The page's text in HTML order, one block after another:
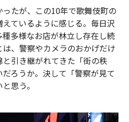
たが、この10年で歌舞伎町の
ているように感じる。毎日沢
多様なお店が林立し存在し続
、警察やカメラのおかげだけ
引き継がれてきた「街の秩
ろうか。決して「警察が見て
思う。